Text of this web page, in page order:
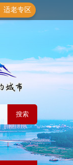
适老专区